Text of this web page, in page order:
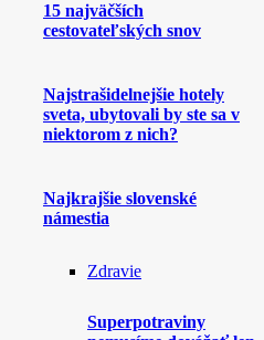
15 najväčších
cestovateľských snov
Najstrašidelnejšie hotely
sveta, ubytovali by ste sa v
niektorom z nich?
Najkrajšie slovenské
námestia
Zdravie
Superpotraviny